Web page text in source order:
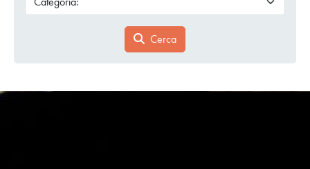
Cerca